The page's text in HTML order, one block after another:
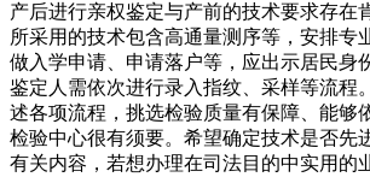
产后进行亲权鉴定与产前的技术要求存在
所采用的技术包含高通量测序等，安排专
做入学申请、申请落户等，应出示居民身
鉴定人需依次进行录入指纹、采样等流程
述各项流程，挑选检验质量有保障、能够
检验中心很有须要。希望确定技术是否先
有关内容，若想办理在司法目的中实用的